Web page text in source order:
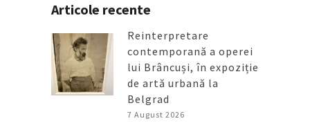
Articole recente
Reinterpretare
contemporană a operei
lui Brâncuși, în expoziție
de artă urbană la
Belgrad
7 August 2026